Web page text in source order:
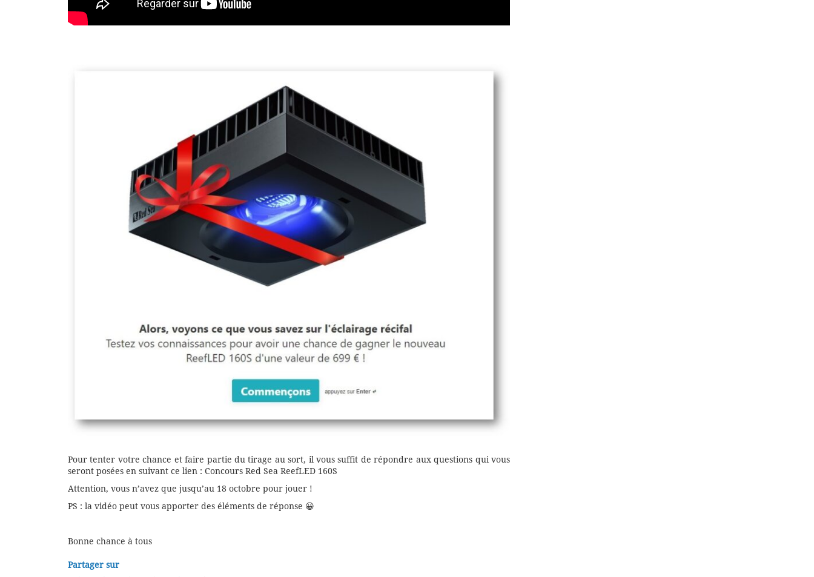
Pour tenter votre chance et faire partie du tirage au sort, il vous suffit de répondre aux questions qui vous
seront posées en suivant ce lien : Concours Red Sea ReefLED 160S
Attention, vous n’avez que jusqu’au 18 octobre pour jouer !
PS : la vidéo peut vous apporter des éléments de réponse 😀
Bonne chance à tous
Partager sur